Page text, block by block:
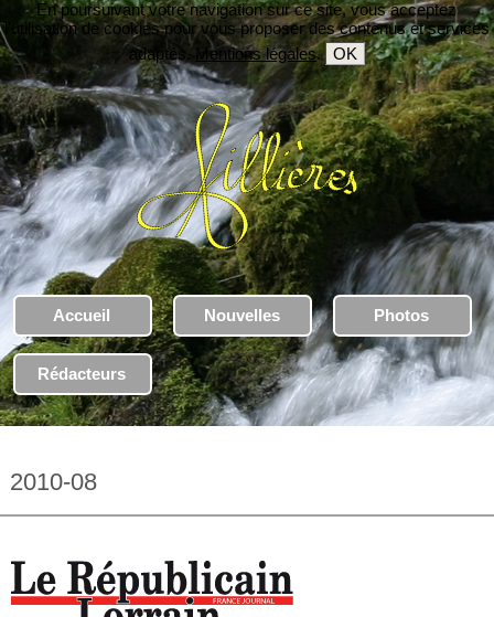
En poursuivant votre navigation sur ce site, vous acceptez
l'utilisation de cookies pour vous proposer des contenus et services
adaptés.
Mentions légales. OK
Accueil Nouvelles Photos
Rédacteurs
2010-08